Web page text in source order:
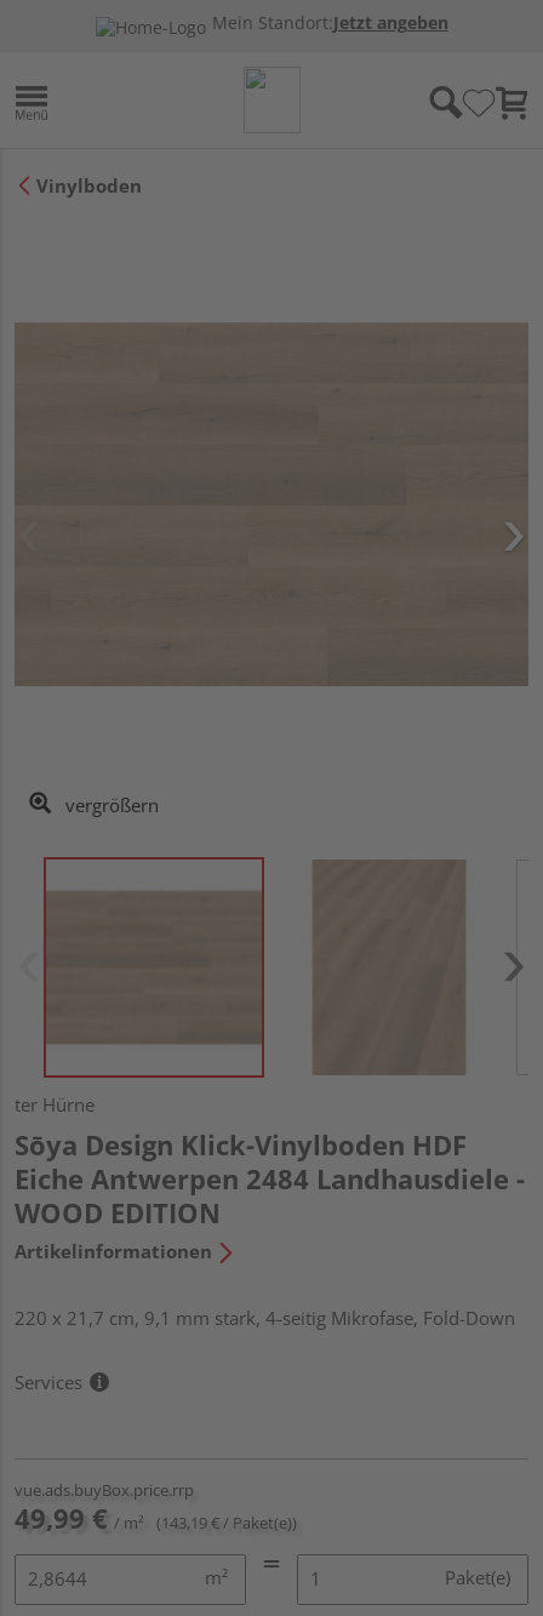
Mein Standort:Jetzt angeben
Vinylboden
vergrößern
ter Hürne
Sōya Design Klick-Vinylboden HDF
Eiche Antwerpen 2484 Landhausdiele -
WOOD EDITION
Artikelinformationen
220 x 21,7 cm, 9,1 mm stark, 4-seitig Mikrofase, Fold-Down
Services
vue.ads.buyBox.price.rrp
49,99 € / m² (143,19 € / Paket(e))
m² Paket(e)